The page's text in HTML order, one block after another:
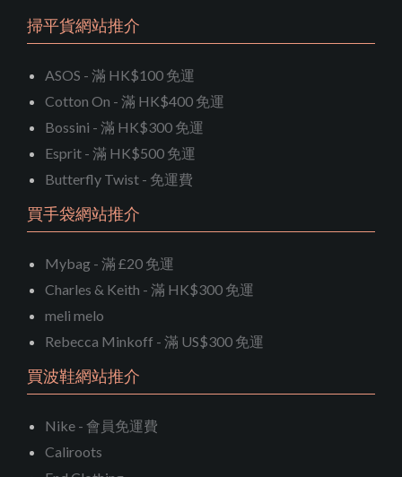
掃平貨網站推介
ASOS - 滿 HK$100 免運
Cotton On - 滿 HK$400 免運
Bossini - 滿 HK$300 免運
Esprit - 滿 HK$500 免運
Butterfly Twist - 免運費
買手袋網站推介
Mybag - 滿 £20 免運
Charles & Keith - 滿 HK$300 免運
meli melo
Rebecca Minkoff - 滿 US$300 免運
買波鞋網站推介
Nike - 會員免運費
Caliroots